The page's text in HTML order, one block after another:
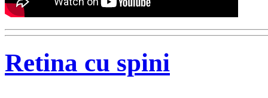
Retina cu spini